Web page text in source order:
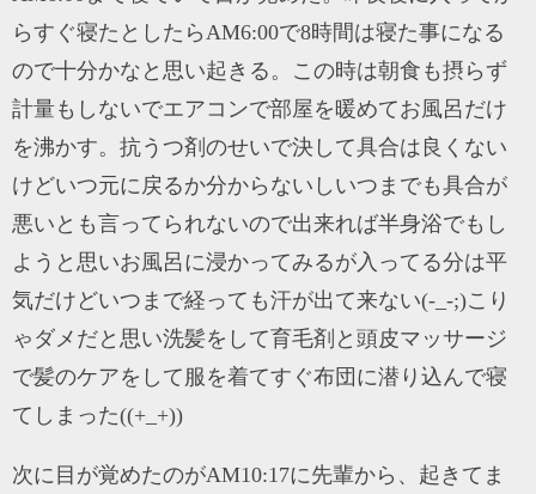
らすぐ寝たとしたらAM6:00で8時間は寝た事になる
ので十分かなと思い起きる。この時は朝食も摂らず
計量もしないでエアコンで部屋を暖めてお風呂だけ
を沸かす。抗うつ剤のせいで決して具合は良くない
けどいつ元に戻るか分からないしいつまでも具合が
悪いとも言ってられないので出来れば半身浴でもし
ようと思いお風呂に浸かってみるが入ってる分は平
気だけどいつまで経っても汗が出て来ない(-_-;)こり
ゃダメだと思い洗髪をして育毛剤と頭皮マッサージ
で髪のケアをして服を着てすぐ布団に潜り込んで寝
てしまった((+_+))
次に目が覚めたのがAM10:17に先輩から、起きてま